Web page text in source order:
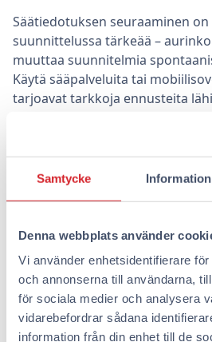
Samtycke Information
Denna webbplats använder
Vi använder enhetsidentifierare
och annonserna till användarna,
för sociala medier och analysera
vidarebefordrar sådana
information från din enhet till de
Säätiedotuksen seuraaminen
suunnittelussa tärkeää –
muuttaa suunnitelmia
Käytä sääpalveluita tai
tarjoavat tarkkoja ennusteita
Mistä löydän
terasseja Helsingin
Keskustanpiilotettuja
löytyy esimerkiksi Design District
Punavuoresta ja Ullanlinnasta.
Korkeavuorenkadulla tarjoaa
sisäpihaterassin, jossa voi
ruoasta ja juomasta melko